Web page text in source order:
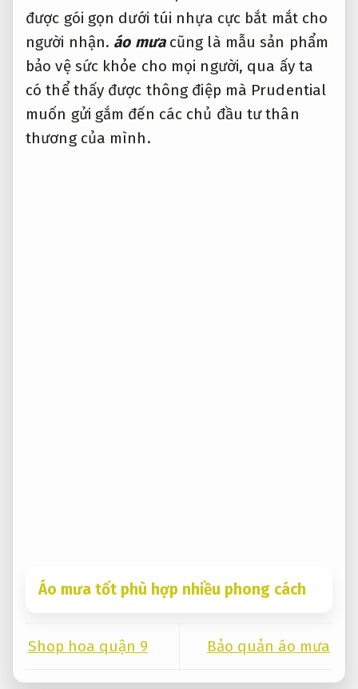
được gói gọn dưới túi nhựa cực bắt mắt cho
người nhận. áo mưacũng là mẫu sản phẩm
bảo vệ sức khỏe cho mọi người, qua ấy ta
có thể thấy được thông điệp mà Prudential
muốn gửi gắm đến các chủ đầu tư thân
thương của mình.
Áo mưa tốt phù hợp nhiều phong cách
Shop hoa quận 9 Bảo quản áo mưa